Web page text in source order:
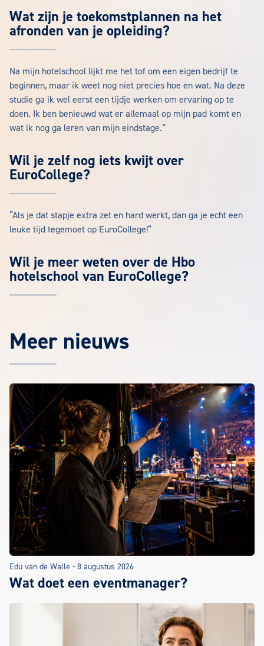
Wat zijn je toekomstplannen na het
afronden van je opleiding?
Na mijn hotelschool lijkt me het tof om een eigen bedrijf te
beginnen, maar ik weet nog niet precies hoe en wat. Na deze
studie ga ik wel eerst een tijdje werken om ervaring op te
doen. Ik ben benieuwd wat er allemaal op mijn pad komt en
wat ik nog ga leren van mijn eindstage.”
Wil je zelf nog iets kwijt over
EuroCollege?
“Als je dat stapje extra zet en hard werkt, dan ga je echt een
leuke tijd tegemoet op EuroCollege!”
Wil je meer weten over de Hbo
hotelschool van EuroCollege?
Meer nieuws
Edu van de Walle - 8 augustus 2026
Wat doet een eventmanager?